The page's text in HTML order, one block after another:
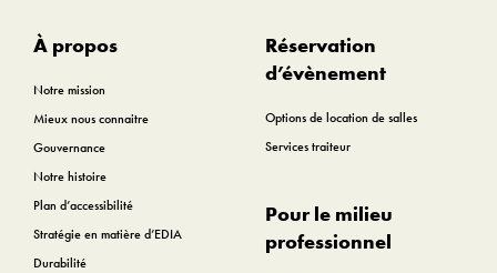
À propos
Notre mission
Mieux nous connaitre
Gouvernance
Notre histoire
Plan d’accessibilité
Stratégie en matière d’EDIA
Durabilité
Réservation
d’évènement
Options de location de salles
Services traiteur
Pour le milieu
professionnel